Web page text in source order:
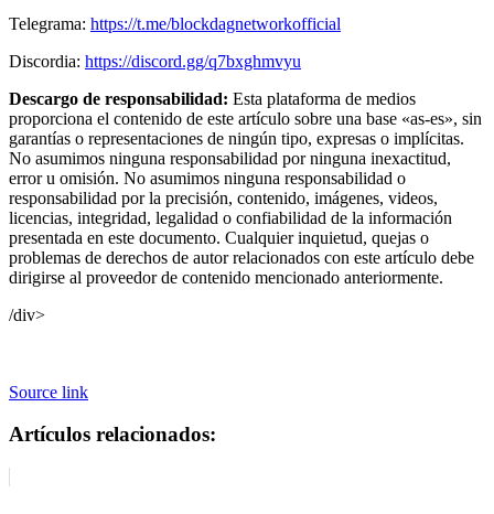
Telegrama: https://t.me/blockdagnetworkofficial
Discordia: https://discord.gg/q7bxghmvyu
Descargo de responsabilidad: Esta plataforma de medios
proporciona el contenido de este artículo sobre una base «as-es», sin
garantías o representaciones de ningún tipo, expresas o implícitas.
No asumimos ninguna responsabilidad por ninguna inexactitud,
error u omisión. No asumimos ninguna responsabilidad o
responsabilidad por la precisión, contenido, imágenes, videos,
licencias, integridad, legalidad o confiabilidad de la información
presentada en este documento. Cualquier inquietud, quejas o
problemas de derechos de autor relacionados con este artículo debe
dirigirse al proveedor de contenido mencionado anteriormente.
/div>
Source link
Artículos relacionados: